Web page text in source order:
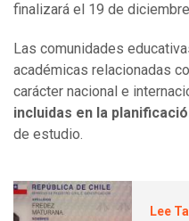
finalizará el 19 de
Las comunidades
académicas relacionadas
carácter nacional e
incluidas en la
de estudio.
Lee